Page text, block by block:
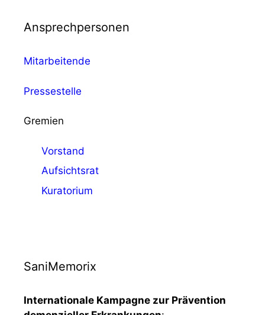
Ansprechpersonen
Mitarbeitende
Pressestelle
Gremien
Vorstand
Aufsichtsrat
Kuratorium
SaniMemorix
Internationale Kampagne zur Prävention